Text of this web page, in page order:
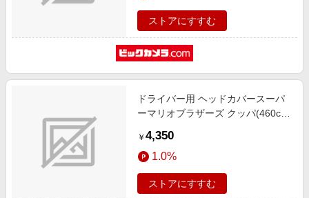
ストアにすすむ
ドライバー用 ヘッドカバースーパ
ーマリオブラザーズ クッパ(460cc
￥ 4,350
1.0%
ストアにすすむ